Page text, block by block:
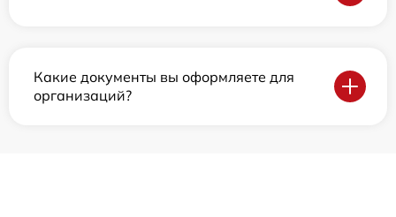
Какие документы вы оформляете для
организаций?